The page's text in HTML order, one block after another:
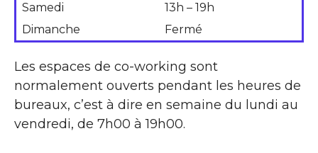
Samedi
13h – 19h
Dimanche
Fermé
Les espaces de co-working sont
normalement ouverts pendant les heures de
bureaux, c’est à dire en semaine du lundi au
vendredi, de 7h00 à 19h00.